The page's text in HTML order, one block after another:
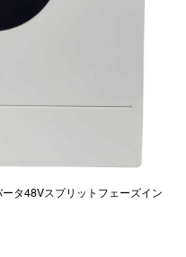
タ48Vスプリットフェーズイン